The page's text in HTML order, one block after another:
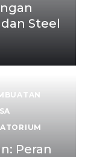
Steel
Peran